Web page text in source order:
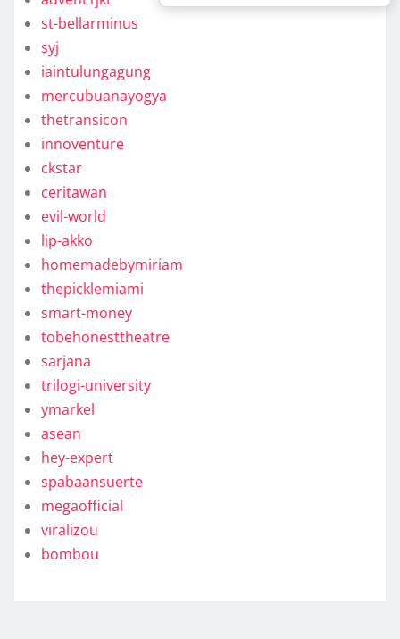
st-bellarminus
syj
iaintulungagung
mercubuanayogya
thetransicon
innoventure
ckstar
ceritawan
evil-world
lip-akko
homemadebymiriam
thepicklemiami
smart-money
tobehonesttheatre
sarjana
trilogi-university
ymarkel
asean
hey-expert
spabaansuerte
megaofficial
viralizou
bombou